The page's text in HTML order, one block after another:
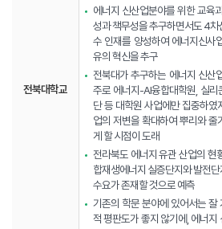
전북대학교
에너지 신산업분야를 위한 교육
성과 책무성을 추구하면서도 4차
수 인재를 양성하여 에너지신사
유의 혁신을 추구
전북대가 추구하는 에너지 신산
주로 에너지-AI융합대학원, 실
단 등 대학원 사업에만 집중하
업의 저변을 확대하여 뿌리와
게 할 시점이 도래
전라북도 에너지 유관 산업의 현
합재생에너지 실증단지와 발전
수요가 존재할 것으로 예측
기존의 학문 분야에 있어서는 잘
적 평판도가 좋지 않기에, 에너